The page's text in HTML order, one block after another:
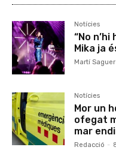
Notícies
“No
Mika ja
Martí Saguer
Notícies
Mor un
ofegat
mar
Redacció -